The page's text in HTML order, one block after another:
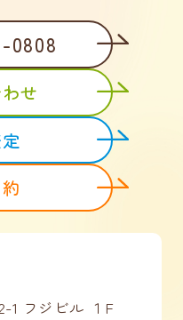
0808
せ
1 フジビル １F